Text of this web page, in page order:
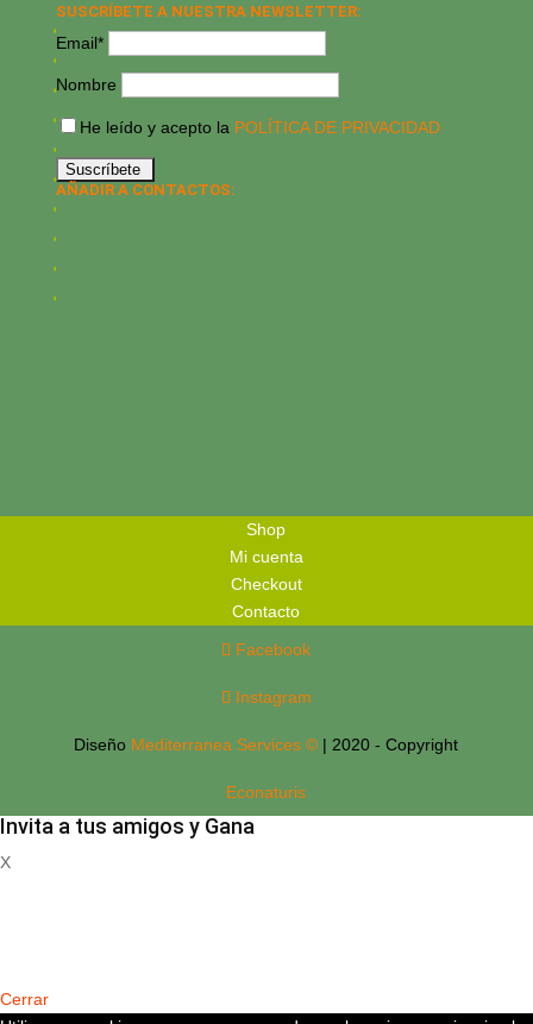
SUSCRÍBETE A NUESTRA NEWSLETTER:
Email*
Nombre
He leído y acepto la POLÍTICA DE PRIVACIDAD
AÑADIR A CONTACTOS:
Shop
Mi cuenta
Checkout
Contacto
Facebook
Instagram
Diseño Mediterranea Services © | 2020 - Copyright
Econaturis
Invita a tus amigos y Gana
X
Cerrar